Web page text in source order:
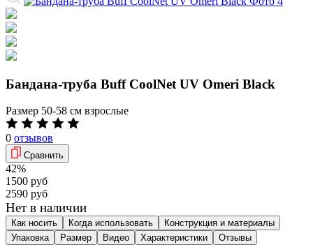
Бандана-труба Buff CoolNet UV Omeri Black
Размер 50-58 см взрослые
0 отзывов
Сравнить
42%
1500 руб
2590 руб
Нет в наличии
Как носить Когда использовать
Конструкция и материалы
Упаковка
Размер Видео Характеристики Отзывы